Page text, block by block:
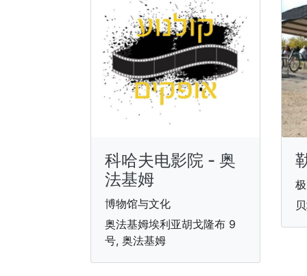
科哈夫电影院 - 奥
法基姆
博物馆与文化
奥法基姆埃利亚胡戈隆布 9
号, 奥法基姆